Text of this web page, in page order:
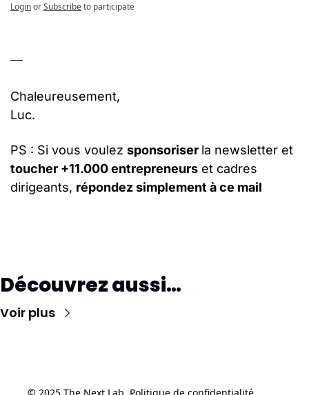
LoginorSubscribeto participate
—
Chaleureusement,
Luc.
PS : Si vous voulez sponsoriser
toucher +11.000 entrepreneurs et cadres
dirigeants, répondez simplement à ce mail
Découvrez aussi…
Voir plus